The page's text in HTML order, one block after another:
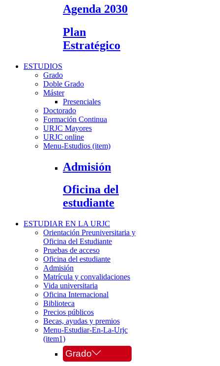
Agenda 2030
Plan
Estratégico
ESTUDIOS
Grado
Doble Grado
Máster
Presenciales
Doctorado
Formación Continua
URJC Mayores
URJC online
Menu-Estudios (item)
Admisión
Oficina del
estudiante
ESTUDIAR EN LA URJC
Orientación Preuniversitaria y
Oficina del Estudiante
Pruebas de acceso
Oficina del estudiante
Admisión
Matrícula y convalidaciones
Vida universitaria
Oficina Internacional
Biblioteca
Precios públicos
Becas, ayudas y premios
Menu-Estudiar-En-La-Urjc
(item1)
Grado